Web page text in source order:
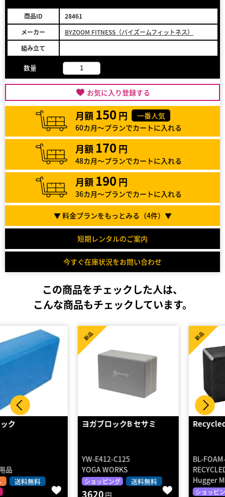
商品ID
28461
メーカー
BYZOOM FITNESS（バイズームフィットネス）
組み立て
数量
お気に入り登録する
月額 150 円
一番人気
60カ月～プランでカートに入れる
月額 170 円
48カ月～プランでカートに入れる
月額 190 円
36カ月～プランでカートに入れる
▼ 料金プランをもっとみる（4件）▼
短期レンタルのご案内
今すぐ在庫状況をお問い合わせ
この商品をチェックした人は、
こんな商品もチェックしています。
ヨガブロックB セサミ
YOGA WORKS
ショッピング 送料無料
新品
Recycled Foam Block 4”
BL-FOAM-4-
RECYCLED_BLACK
Hugger Mugger Japan
送料無料